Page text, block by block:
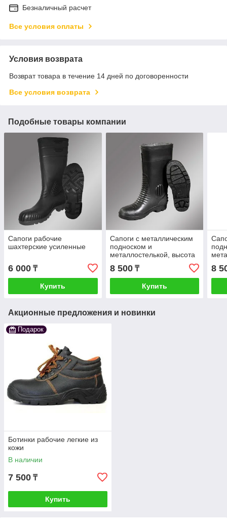
Безналичный расчет
Все условия оплаты
Условия возврата
Возврат товара в течение 14 дней по договоренности
Все условия возврата
Подобные товары компании
Сапоги рабочие
шахтерские усиленные
6 000 ₸
Купить
Сапоги с металлическим
подноском и
металлостелькой, высота
8 500₸
Купить
8
Акционные предложения и новинки
Подарок
Ботинки рабочие легкие из
кожи
В наличии
7 500 ₸
Купить